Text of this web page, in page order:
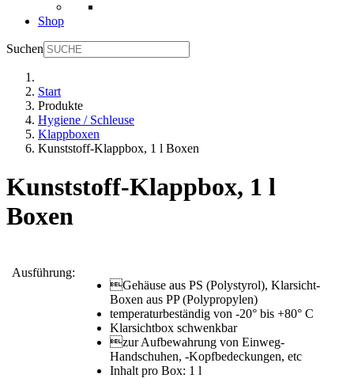
Shop
Suchen
Start
Produkte
Hygiene / Schleuse
Klappboxen
Kunststoff-Klappbox, 1 l Boxen
Kunststoff-Klappbox, 1 l
Boxen
Ausführung:
Gehäuse aus PS (Polystyrol), Klarsicht-
Boxen aus PP (Polypropylen)
temperaturbeständig von -20° bis +80° C
Klarsichtbox schwenkbar
zur Aufbewahrung von Einweg-
Handschuhen, -Kopfbedeckungen, etc
Inhalt pro Box: 1 l